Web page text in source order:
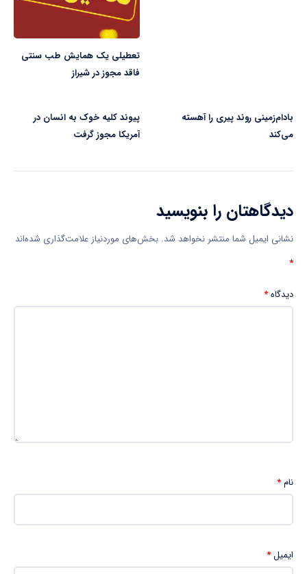
تعطیلی یک همایش طب سنتی
فاقد مجوز در شیراز
بادام‌زمینی روند پیری را آهسته
می‌کند
پیوند کلیه خوک به انسان در
آمریکا مجوز گرفت
دیدگاهتان را بنویسید
نشانی ایمیل شما منتشر نخواهد شد. بخش‌های موردنیاز علامت‌گذاری شده‌اند
*
دیدگاه*
نام*
ایمیل*